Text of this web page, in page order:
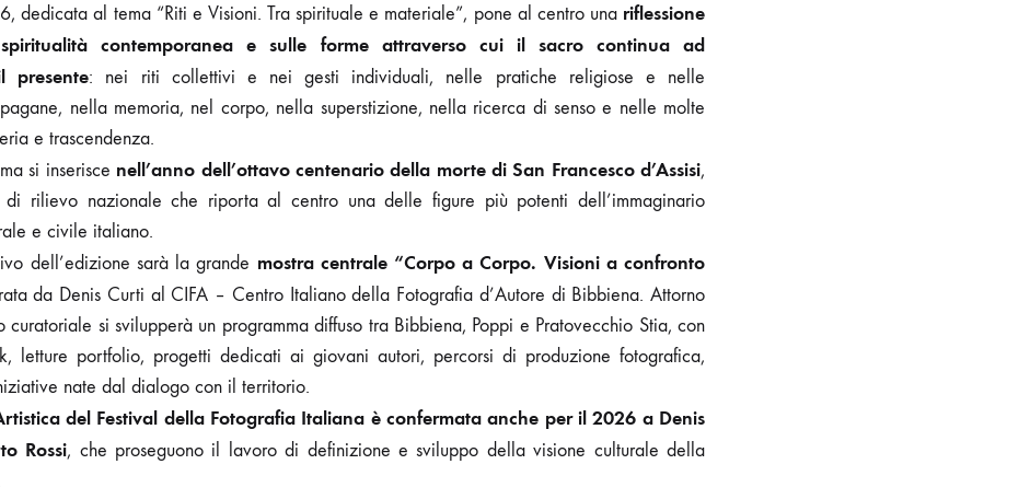
dedicata al tema “Riti e Visioni. Tra spirituale e materiale”, pone al centro una riflessione
contemporanea e sulle forme attraverso cui il sacro continua ad
presente: nei riti collettivi e nei gesti individuali, nelle pratiche religiose e nelle
nella memoria, nel corpo, nella superstizione, nella ricerca di senso e nelle molte
e trascendenza.
si inserisce nell’anno dell’ottavo centenario della morte di San Francesco d’Assisi,
di rilievo nazionale che riporta al centro una delle figure più potenti dell’immaginario
e civile italiano.
dell’edizione sarà la grande mostra centrale “Corpo a Corpo. Visioni a confronto
da Denis Curti al CIFA – Centro Italiano della Fotografia d’Autore di Bibbiena. Attorno
curatoriale si svilupperà un programma diffuso tra Bibbiena, Poppi e Pratovecchio Stia, con
letture portfolio, progetti dedicati ai giovani autori, percorsi di produzione fotografica,
nate dal dialogo con il territorio.
del Festival della Fotografia Italiana è confermata anche per il 2026 a Denis
Rossi, che proseguono il lavoro di definizione e sviluppo della visione culturale della